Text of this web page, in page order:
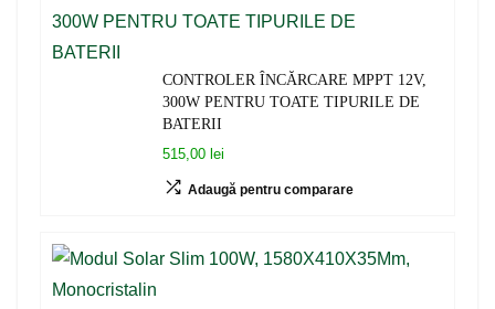
CONTROLER ÎNCĂRCARE MPPT 12V,
300W PENTRU TOATE TIPURILE DE
BATERII
515,00 lei
Adaugă pentru comparare